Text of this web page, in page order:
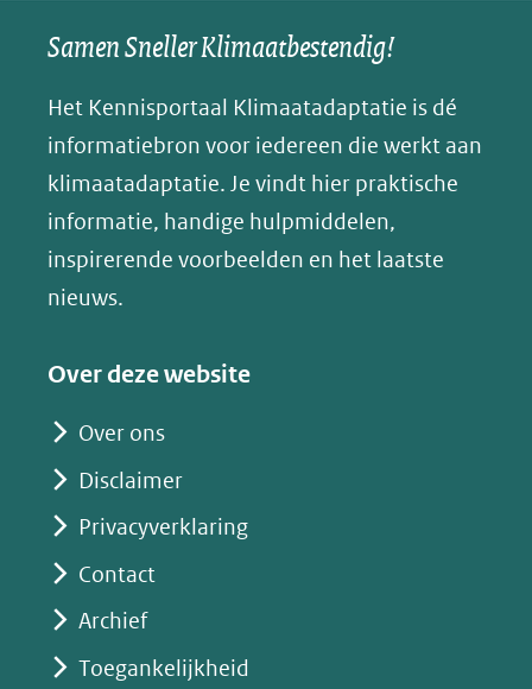
een
website)
een
website)
een
website)
s
y
(opent
in
nieuw
venster)
venster)
naar
een
andere
website)
Samen Sneller Klimaatbestendig!
Het Kennisportaal Klimaatadaptatie is dé
informatiebron voor iedereen die werkt aan
klimaatadaptatie. Je vindt hier praktische
informatie, handige hulpmiddelen,
inspirerende voorbeelden en het laatste
nieuws.
Over deze website
Over ons
Disclaimer
Privacyverklaring
Contact
Archief
Toegankelijkheid